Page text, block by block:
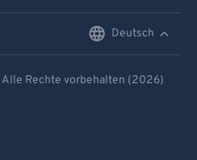
Deutsch
Alle Rechte vorbehalten (2026)